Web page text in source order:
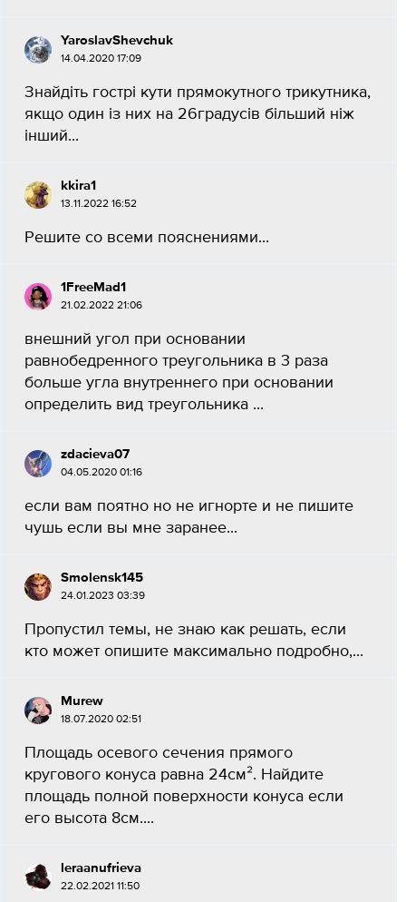
YaroslavShevchuk
14.04.2020 17:09
Знайдіть гострі кути прямокутного трикутника,
якщо один із них на 26градусів більший ніж
інший​...
kkira1
13.11.2022 16:52
Решите со всеми пояснениями​...
1FreeMad1
21.02.2022 21:06
внешний угол при основании
равнобедренного треугольника в 3 раза
больше угла внутреннего при основании
определить вид треугольника ​...
zdacieva07
04.05.2020 01:16
если вам поятно но не игнорте и не пишите
чушь если вы мне заранее...
Smolensk145
24.01.2023 03:39
Пропустил темы, не знаю как решать, если
кто может опишите максимально подробно,...
Murew
18.07.2020 02:51
Площадь осевого сечения прямого
кругового конуса равна 24см². Найдите
площадь полной поверхности конуса если
его высота 8см.​...
leraanufrieva
22.02.2021 11:50